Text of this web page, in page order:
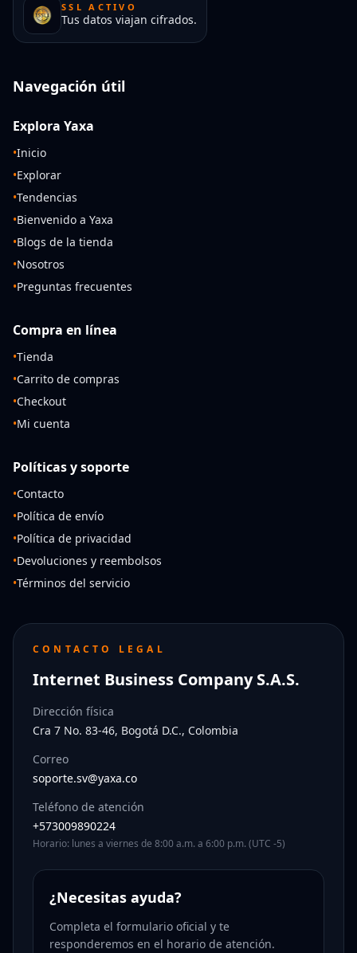
SSL ACTIVO
Tus datos viajan cifrados.
Navegación útil
Explora Yaxa
•Inicio
•Explorar
•Tendencias
•Bienvenido a Yaxa
•Blogs de la tienda
•Nosotros
•Preguntas frecuentes
Compra en línea
•Tienda
•Carrito de compras
•Checkout
•Mi cuenta
Políticas y soporte
•Contacto
•Política de envío
•Política de privacidad
•Devoluciones y reembolsos
•Términos del servicio
CONTACTO LEGAL
Internet Business Company S.A.S.
Dirección física
Cra 7 No. 83-46, Bogotá D.C., Colombia
Correo
soporte.sv@yaxa.co
Teléfono de atención
+573009890224
Horario: lunes a viernes de 8:00 a.m. a 6:00 p.m. (UTC -5)
¿Necesitas ayuda?
Completa el formulario oficial y te
responderemos en el horario de atención.